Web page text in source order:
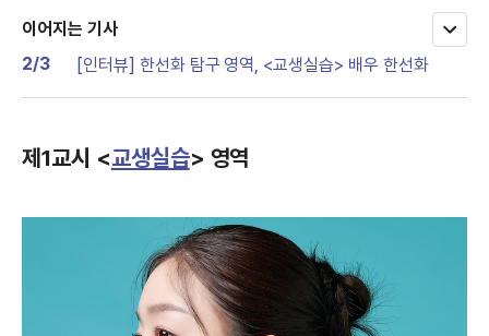
하
크
변
경
이어지는 기사
2/3
[인터뷰] 한선화 탐구 영역, <교생실습> 배우 한선화
모
제1교시 <교생실습> 영역